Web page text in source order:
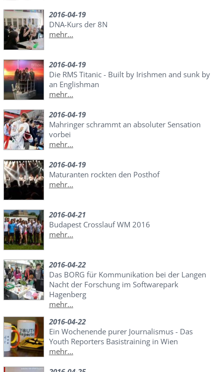
2016-04-19
DNA-Kurs der 8N
mehr...
2016-04-19
Die RMS Titanic - Built by Irishmen and sunk by
an Englishman
mehr...
2016-04-19
Mahringer schrammt an absoluter Sensation
vorbei
mehr...
2016-04-19
Maturanten rockten den Posthof
mehr...
2016-04-21
Budapest Crosslauf WM 2016
mehr...
2016-04-22
Das BORG für Kommunikation bei der Langen
Nacht der Forschung im Softwarepark
Hagenberg
mehr...
2016-04-22
Ein Wochenende purer Journalismus - Das
Youth Reporters Basistraining in Wien
mehr...